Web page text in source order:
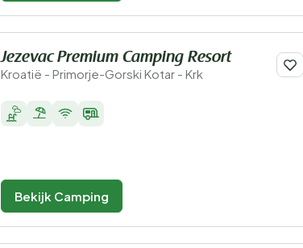
Jezevac Premium Camping Resort
Kroatië - Primorje-Gorski Kotar - Krk
Bekijk Camping